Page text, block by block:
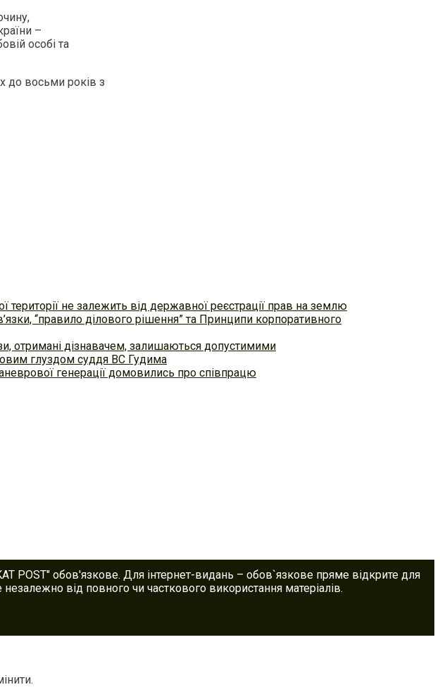
–
особі та
до восьми років з
не залежить від державної реєстрації прав на землю
“правило ділового рішення” та Принципи корпоративного
отримані дізнавачем, залишаються допустимими
глуздом суддя ВС Гудима
генерації домовились про співпрацю
POST" обов'язкове. Для інтернет-видань – обов`язкове пряме відкрите для
від повного чи часткового використання матеріалів.